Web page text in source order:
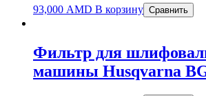
93,000 AMD В корзину Сравнить
Фильтр для
машины Husqvarna